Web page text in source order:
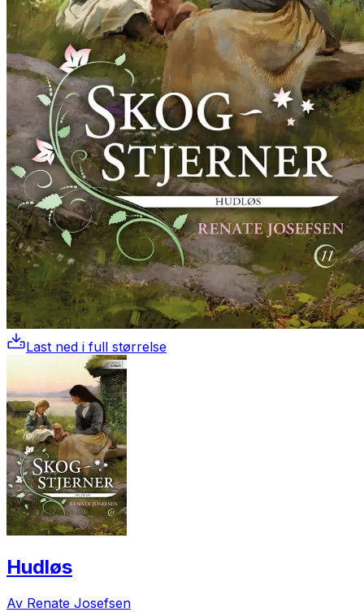
Last ned i full størrelse
Hudløs
Av Renate Josefsen